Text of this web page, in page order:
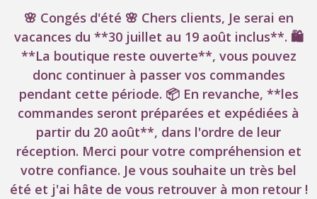
🌸 Congés d'été 🌸 Chers clients, Je serai en
vacances du **30 juillet au 19 août inclus**. 🛍️
**La boutique reste ouverte**, vous pouvez
donc continuer à passer vos commandes
pendant cette période. 📦 En revanche, **les
commandes seront préparées et expédiées à
partir du 20 août**, dans l'ordre de leur
réception. Merci pour votre compréhension et
votre confiance. Je vous souhaite un très bel
été et j'ai hâte de vous retrouver à mon retour !